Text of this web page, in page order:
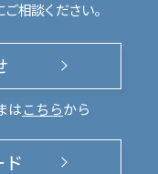
相談ください。
は こちらから
ド